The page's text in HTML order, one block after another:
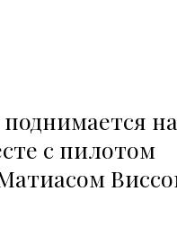
поднимается
с пилотом